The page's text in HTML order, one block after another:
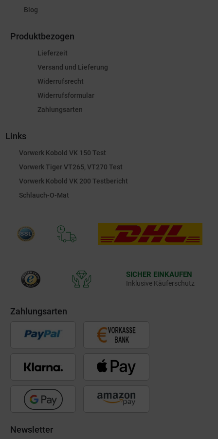
Blog
Produktbezogen
Lieferzeit
Versand und Lieferung
Widerrufsrecht
Widerrufsformular
Zahlungsarten
Links
Vorwerk Kobold VK 150 Test
Vorwerk Tiger VT265, VT270 Test
Vorwerk Kobold VK 200 Testbericht
Schlauch-O-Mat
SICHER EINKAUFEN
Inklusive Käuferschutz
Zahlungsarten
Newsletter